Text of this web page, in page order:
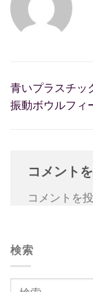
青いプラスチッ
振動ボウルフィ
コメント
コメントを
検索